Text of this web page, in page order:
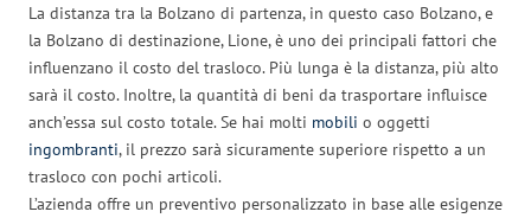
La distanza tra la Bolzano di partenza, in questo caso Bolzano, e
la Bolzano di destinazione, Lione, è uno dei principali fattori che
influenzano il costo del trasloco. Più lunga è la distanza, più alto
sarà il costo. Inoltre, la quantità di beni da trasportare influisce
anch’essa sul costo totale. Se hai molti mobili o oggetti
ingombranti, il prezzo sarà sicuramente superiore rispetto a un
trasloco con pochi articoli.
L’azienda offre un preventivo personalizzato in base alle esigenze